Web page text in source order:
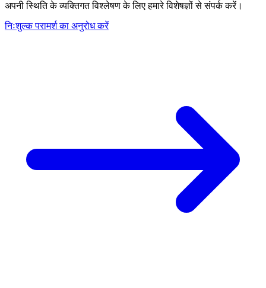
अपनी स्थिति के व्यक्तिगत विश्लेषण के लिए हमारे विशेषज्ञों से संपर्क करें।
निःशुल्क परामर्श का अनुरोध करें